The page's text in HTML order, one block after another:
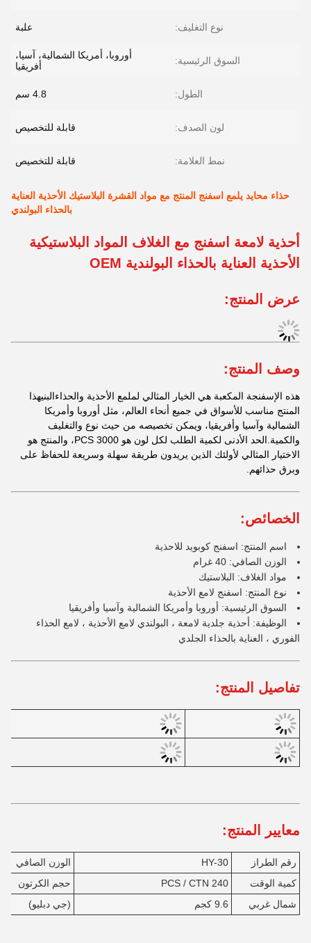
نوع التغليف: علبة
السوق الرئيسية:
أوروبا، أمريكا الشمالية، آسيا،
أفريقيا
الطول: 4.8 سم
لون الصدف: قابلة للتخصيص
نمط العلامة: قابلة للتخصيص
حذاء محايد يلمع اسفنج المنتج مع مواد القشرة البلاستيك الأحذية العناية
بالحذاء البولندي
أحذية لامعة اسفنج مع الغلاف المواد البلاستيكية
الأحذية العناية بالحذاء البولندية OEM
عرض المنتج:
وصف المنتج:
هذه الإسفنجة المكعبة هي الخيار المثالي لملمع الأحذية والحذاءالبنيهذا
المنتج مناسب للأسواق في جميع أنحاء العالم، مثل أوروبا وأمريكا
الشمالية وآسيا وأفريقيا، ويمكن تخصيصه من حيث نوع والتغليف
والكمية.الحد الأدنى لكمية الطلب لكل لون هو 3000 PCS، والمنتج هو
الاختيار المثالي لأولئك الذين يريدون طريقة سهلة وسريعة للحفاظ على
وبرق حذائهم.
الخصائص:
اسم المنتج: اسفنج كوبويد للاحذية
الوزن الصافي: 40 غرام
مواد الغلاف: البلاستيك
نوع المنتج: اسفنج لامع الأحذية
السوق الرئيسية: أوروبا وأمريكا الشمالية وآسيا وأفريقيا
الوظيفة: أحذية جلدية لامعة ، البولندي لامع الأحذية ، لامع الحذاء
الفوري ، العناية بالحذاء الجلدي
تفاصيل المنتج:
معايير المنتج:
رقم الطراز HY-30 الوزن الصافي
كمية الوقت
240 PCS / CTN حجم الكرتون
شمال غربي
9.6 كجم (جي دبليو)